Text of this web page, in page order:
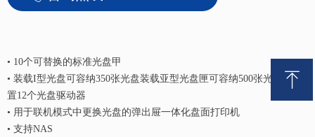
• 10个可替换的标准光盘甲
• 装载I型光盘可容纳350张光盘装载亚型光盘匣可容纳500张光盘可配
置12个光盘驱动器
• 用于联机模式中更换光盘的弹出屉一体化盘面打印机
• 支持NAS
ꁸ